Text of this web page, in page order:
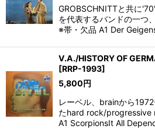
GROBSCHNITTと共に
を代表するバンドの一つ
※帯・欠品 A1 Der
V.A./HISTORY OF
[RRP-1993]
5,800 円
レーベル、brainから
たhard rock/progressive
A1 ScorpionsIt All